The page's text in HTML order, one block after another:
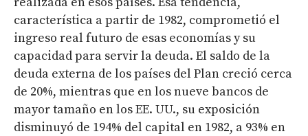
característica a partir de 1982, comprometió el
ingreso real futuro de esas economías y su
capacidad para servir la deuda. El saldo de la
deuda externa de los países del Plan creció cerca
de 20%, mientras que en los nueve bancos de
mayor tamaño en los EE. UU., su exposición
disminuyó de 194% del capital en 1982, a 93% en